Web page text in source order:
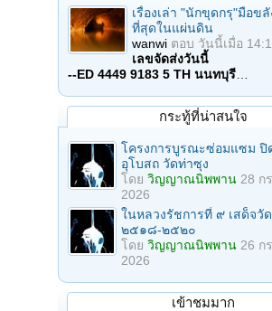
เรื่องเล่า "นักขุดกรุ"มือขลั
ที่สุดในแผ่นดิน
wanwi ตอบ วันนี้เมื่อ
เลขจัดส่งวันนี้
--ED 4449 9183 5 TH นนทบุรี
กระทู้ที่น่าสนใจ
โครงการบูรณะซ่อมแซม ปิ
อุโบสถ วัดท่าซุง
โดย วิญญาณนิพพาน 28 ก
2026
ในหลวงรัชการที่ ๙ เสด็จวั
๒๕๑๘-๒๕๒๐
โดย วิญญาณนิพพาน 26 ก
2026
เข้าชมมาก